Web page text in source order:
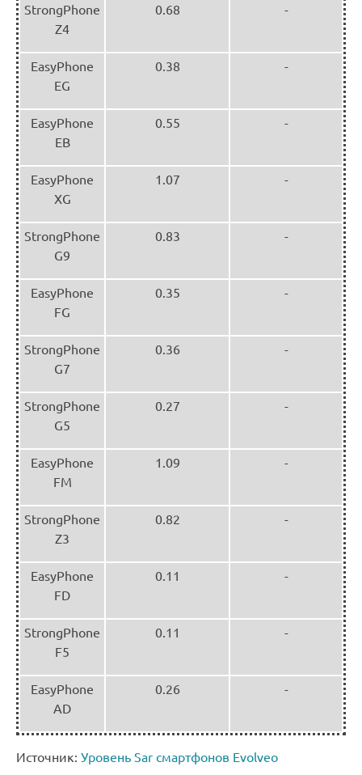
StrongPhone
Z4
0.68 -
EasyPhone
EG
0.38 -
EasyPhone
EB
0.55 -
EasyPhone
XG
1.07 -
StrongPhone
G9
0.83 -
EasyPhone
FG
0.35 -
StrongPhone
G7
0.36 -
StrongPhone
G5
0.27 -
EasyPhone
FM
1.09 -
StrongPhone
Z3
0.82 -
EasyPhone
FD
0.11 -
StrongPhone
F5
0.11 -
EasyPhone
AD
0.26 -
Источник: Уровень Sar смартфонов Evolveo